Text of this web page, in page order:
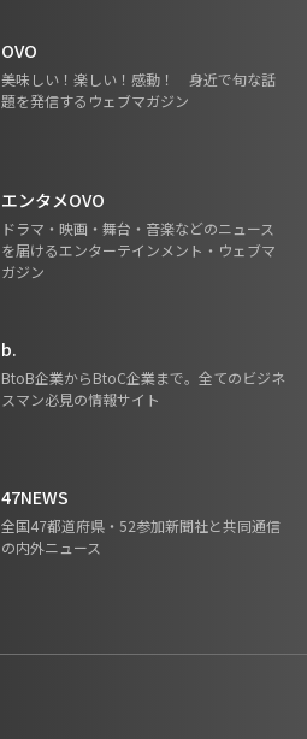
OVO
美味しい！楽しい！感動！ 身近で旬な話
題を発信するウェブマガジン
エンタメOVO
ドラマ・映画・舞台・音楽などのニュース
を届けるエンターテインメント・ウェブマ
ガジン
b.
BtoB企業からBtoC企業まで。全てのビジネ
スマン必見の情報サイト
47NEWS
全国47都道府県・52参加新聞社と共同通信
の内外ニュース